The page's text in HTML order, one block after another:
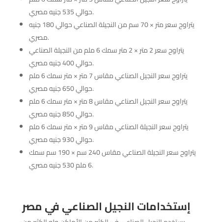
حوالي 535 جنيه مصري.
يتراوح سعر متر × 70 سم من النجيلة الصناعي حوالي 180 جنيه
مصري.
يتراوح سعر 2 متر × 2 متر سمك 6 ملم من النجيلة الصناعي
حوالي 400 جنيه مصري.
يتراوح سعر النجيل الصناعي مقاس 7 متر × متر سمك 6 ملم
حوالي 650 جنيه مصري.
يتراوح سعر النجيل الصناعي مقاس 8 متر × متر سمك 6 ملم
حوالي 850 جنيه مصري.
يتراوح سعر النجيلة الصناعي مقاس 9 متر × متر سمك 6 ملم
حوالي 930 جنيه مصري.
يتراوح سعر النجيلة الصناعي مقاس 240 سم × 190 سم سمك
6 ملم 530 جنيه مصري.
إستخدامات النجيل الصناعي في مصر